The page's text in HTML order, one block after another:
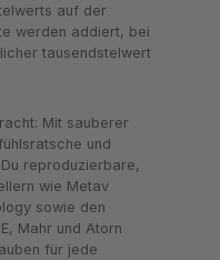
auf der
werden addiert, bei
tausendstelwert
Mit sauberer
und
reproduzierbare,
wie Metav
sowie den
Mahr und Atorn
für jede